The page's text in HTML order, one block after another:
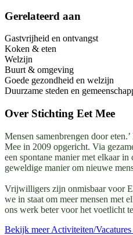
Gerelateerd aan
Gastvrijheid en ontvangst
Koken & eten
Welzijn
Buurt & omgeving
Goede gezondheid en welzijn
Duurzame steden en
Over Stichting Eet Mee
Mensen samenbrengen door
Mee in 2009 opgericht. Via
een spontane manier met elkaar
geweldige manier om nieuwe
Vrijwilligers zijn onmisbaar voor
we in staat om meer mensen met
ons werk beter voor het voetlicht
Bekijk meer Activiteiten/